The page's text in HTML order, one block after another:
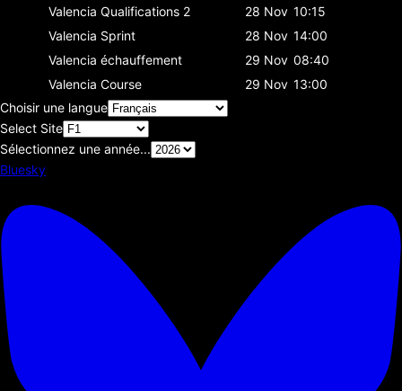
Valencia Qualifications 2 28 Nov 10:15
Valencia Sprint 28 Nov 14:00
Valencia échauffement 29 Nov 08:40
Valencia Course 29 Nov 13:00
Choisir une langue
Select Site
Sélectionnez une année...
Bluesky